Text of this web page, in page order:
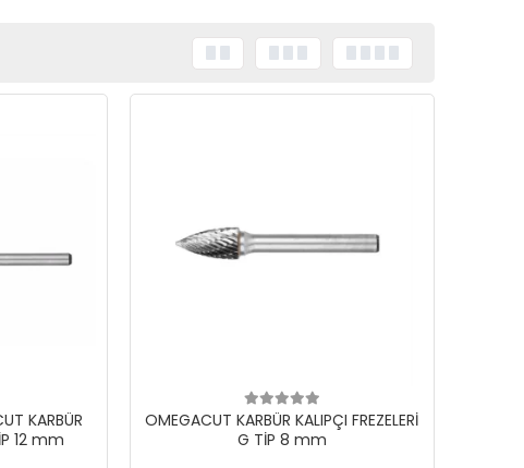
KARBÜR
12 mm
OMEGACUT KARBÜR KALIPÇI FREZELERİ
G TİP 8 mm